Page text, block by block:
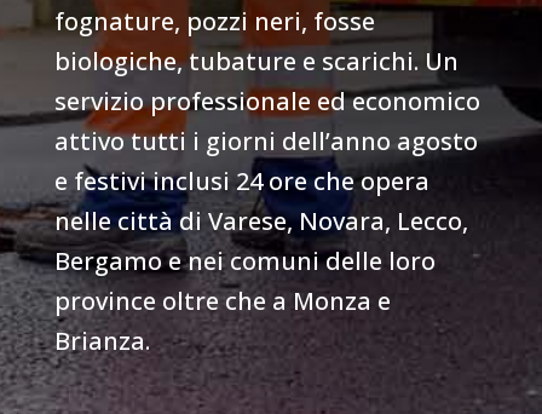
fognature, pozzi neri, fosse
biologiche, tubature e scarichi. Un
servizio professionale ed economico
attivo tutti i giorni dell’anno agosto
e festivi inclusi 24 ore che opera
nelle città di Varese, Novara, Lecco,
Bergamo e nei comuni delle loro
province oltre che a Monza e
Brianza.